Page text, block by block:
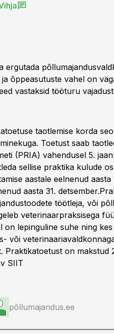
ergutada
õppeasutuste vahel on
vastaksid tööturu
taotlemise korda
Toetust saab
(PRIA) vahendusel 5.
sellise praktika kulude
aastale eelnenud aasta
aasta 31.
töötleja, või
veterinaarpraksisega
on lepinguline suhe ning
või
Praktikatoetust on makstud
SIIT
põllumajandus.ee